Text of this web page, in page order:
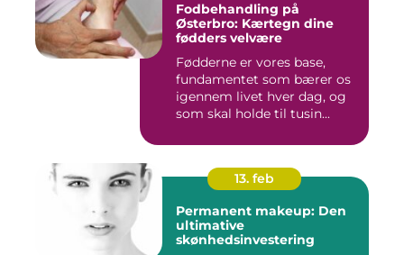
Fodbehandling på
Østerbro: Kærtegn dine
fødders velvære
Fødderne er vores base,
fundamentet som bærer os
igennem livet hver dag, og
som skal holde til tusin...
13. feb
Permanent makeup: Den
ultimative
skønhedsinvestering